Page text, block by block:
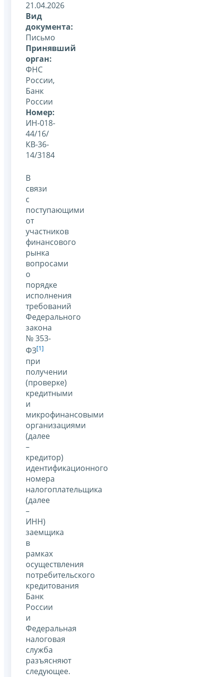
21.04.2026
Вид
документа:
Письмо
Принявший
орган:
ФНС
России,
Банк
России
Номер:
ИН-018-
44/16/
КВ-36-
14/3184
В
связи
с
поступающими
от
участников
финансового
рынка
вопросами
о
порядке
исполнения
требований
Федерального
закона
№ 353-
ФЗ[1]
при
получении
(проверке)
кредитными
и
микрофинансовыми
организациями
(далее
–
кредитор)
идентификационного
номера
налогоплательщика
(далее
–
ИНН)
заемщика
в
рамках
осуществления
потребительского
кредитования
Банк
России
и
Федеральная
налоговая
служба
разъясняют
следующее.